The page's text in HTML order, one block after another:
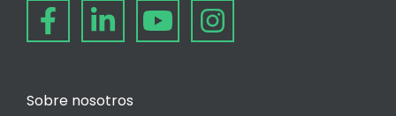
Sobre nosotros